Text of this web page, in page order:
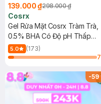
139.000 ₫298.000 ₫
Cosrx
Gel Rửa Mặt Cosrx Tràm Trà,
0.5% BHA Có Độ pH Thấp
150ml
5.0
(173)
7
-59